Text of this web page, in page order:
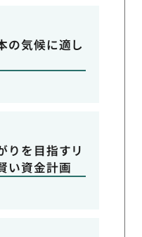
の気候に適し
りを目指すリ
い資金計画